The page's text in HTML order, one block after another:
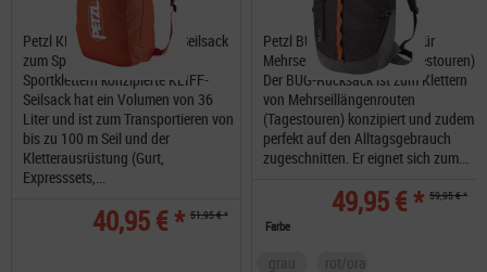
Petzl KLIFF ein kompletter Seilsack
zum Sportklettern Der zum
Sportklettern konzipierte KLIFF-
Seilsack hat ein Volumen von 36
Liter und ist zum Transportieren von
bis zu 100 m Seil und der
Kletterausrüstung (Gurt,
Expresssets,...
40,95 € * 51,95 € *
Petzl BUG Kletterrucksack für
Mehrseillängenrouten (Tagestouren)
Der BUG-Rucksack ist zum Klettern
von Mehrseillängenrouten
(Tagestouren) konzipiert und zudem
perfekt auf den Alltagsgebrauch
zugeschnitten. Er eignet sich zum...
49,95 € * 59,95 € *
Farbe